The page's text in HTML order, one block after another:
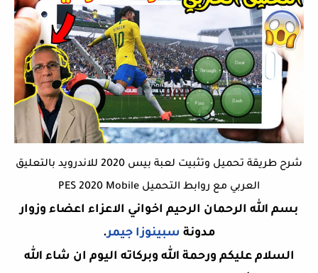
شرح طريقة تحميل وتثبيت لعبة بيس 2020 للاندرويد بالتعليق
العربي مع روابط التحميل PES 2020 Mobile
بسم الله الرحمان الرحيم اخواني الاعزاء اعضاء وزوار
مدونة سبينوزا جيمر.
السلام عليكم ورحمة الله وبركاته اليوم ان شاء الله